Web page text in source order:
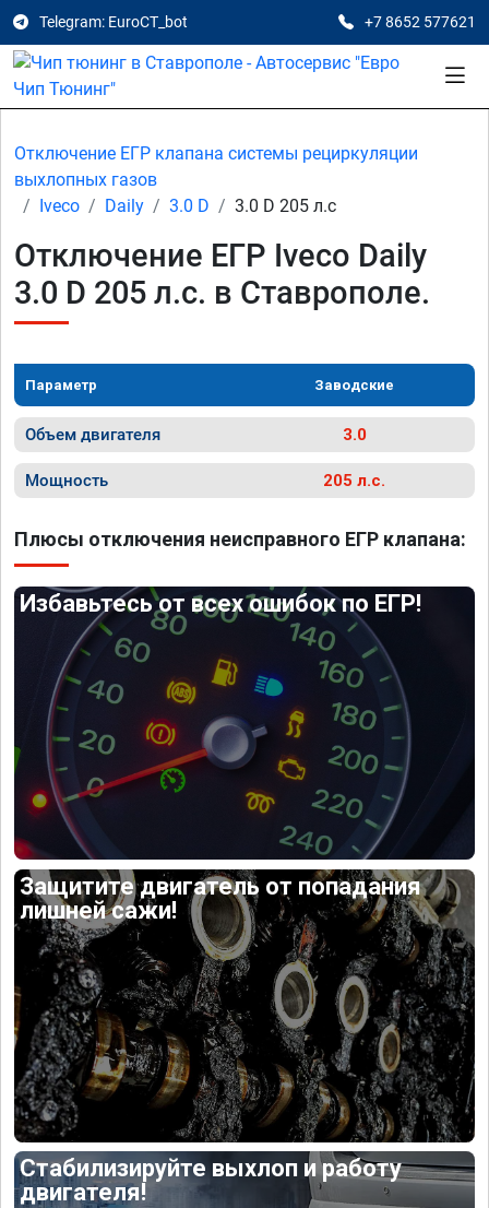
Telegram: EuroCT_bot +7 8652 577621
Отключение ЕГР клапана системы рециркуляции
выхлопных газов
Iveco
Daily 3.0 D 3.0 D 205 л.с
Отключение ЕГР Iveco Daily
3.0 D 205 л.с. в Ставрополе.
Параметр Заводские
Объем двигателя 3.0
Мощность 205 л.с.
Плюсы отключения неисправного ЕГР клапана:
Избавьтесь от всех ошибок по ЕГР!
Защитите двигатель от попадания
лишней сажи!
Стабилизируйте выхлоп и работу
двигателя!